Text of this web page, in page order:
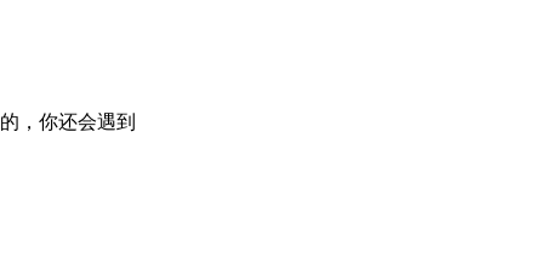
，你还会遇到